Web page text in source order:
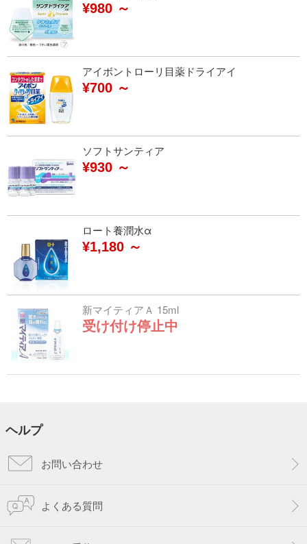
¥980 ～
アイボントローリ目薬ドライアイ
¥700 ～
ソフトサンティア
¥930 ～
ロート養潤水α
¥1,180 ～
新マイティアＡ 15ml
受け付け停止中
ヘルプ
お問い合わせ
よくある質問